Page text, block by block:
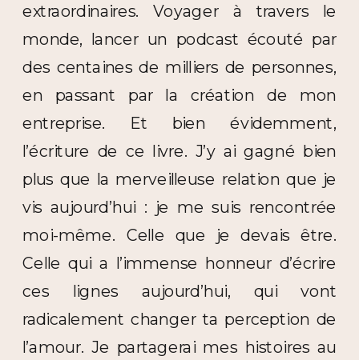
extraordinaires. Voyager à travers le
monde, lancer un podcast écouté par
des centaines de milliers de personnes,
en passant par la création de mon
entreprise. Et bien évidemment,
l’écriture de ce livre. J’y ai gagné bien
plus que la merveilleuse relation que je
vis aujourd’hui : je me suis rencontrée
moi-même. Celle que je devais être.
Celle qui a l’immense honneur d’écrire
ces lignes aujourd’hui, qui vont
radicalement changer ta perception de
l’amour. Je partagerai mes histoires au